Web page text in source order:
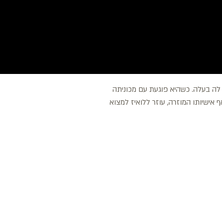
בעלה. כשהיא פוגעת עם מכוניתה
המוזרה, עוזר ללואיז למצוא